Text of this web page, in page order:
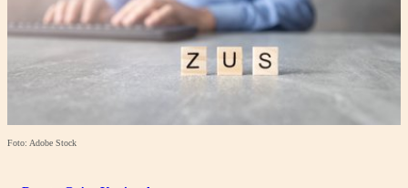
Foto: Adobe Stock